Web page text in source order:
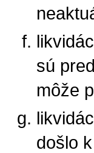
sú
môže
došlo